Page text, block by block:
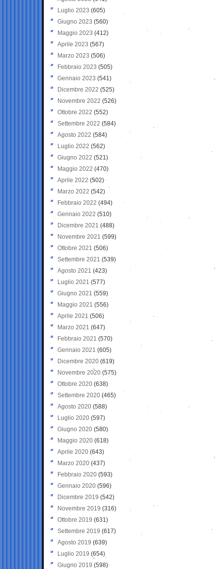
Luglio 2023 (605)
Giugno 2023 (560)
Maggio 2023 (412)
Aprile 2023 (567)
Marzo 2023 (506)
Febbraio 2023 (505)
Gennaio 2023 (541)
Dicembre 2022 (525)
Novembre 2022 (526)
Ottobre 2022 (552)
Settembre 2022 (584)
Agosto 2022 (584)
Luglio 2022 (562)
Giugno 2022 (521)
Maggio 2022 (470)
Aprile 2022 (502)
Marzo 2022 (542)
Febbraio 2022 (494)
Gennaio 2022 (510)
Dicembre 2021 (488)
Novembre 2021 (599)
Ottobre 2021 (506)
Settembre 2021 (539)
Agosto 2021 (423)
Luglio 2021 (577)
Giugno 2021(559)
Maggio 2021 (556)
Aprile 2021 (506)
Marzo 2021 (647)
Febbraio 2021 (570)
Gennaio 2021 (605)
Dicembre 2020 (619)
Novembre 2020 (575)
Ottobre 2020 (638)
Settembre 2020(465)
Agosto 2020 (588)
Luglio 2020 (597)
Giugno 2020 (580)
Maggio 2020 (618)
Aprile 2020 (643)
Marzo 2020 (437)
Febbraio 2020 (593)
Gennaio 2020 (596)
Dicembre 2019 (542)
Novembre 2019 (316)
Ottobre 2019 (631)
Settembre 2019 (617)
Agosto 2019 (639)
Luglio 2019 (654)
Giugno 2019 (598)